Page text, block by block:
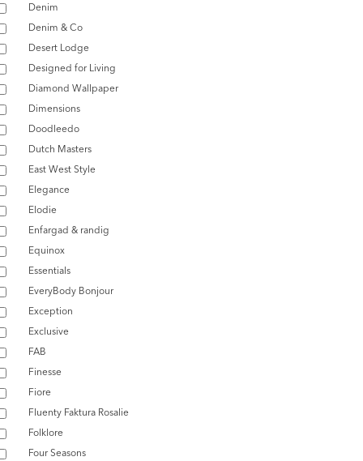
Denim
Denim & Co
Desert Lodge
Designed for Living
Diamond Wallpaper
Dimensions
Doodleedo
Dutch Masters
East West Style
Elegance
Elodie
Enfargad & randig
Equinox
Essentials
EveryBody Bonjour
Exception
Exclusive
FAB
Finesse
Fiore
Fluenty Faktura Rosalie
Folklore
Four Seasons